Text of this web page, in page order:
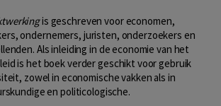
is geschreven voor economen,
ondernemers, juristen, onderzoekers en
Als inleiding in de economie van het
is het boek verder geschikt voor gebruik
zowel in economische vakken als in
en politicologische.